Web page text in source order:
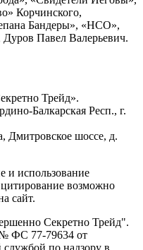
Корчинского,
Бандеры», «НСО»,
Павел Валерьевич.
Трейд».
Балкарская Респ., г.
Дмитровское шоссе, д.
и использование
возможно
сайт.
Секретно Трейд".
№ ФС 77-79634 от
по надзору в